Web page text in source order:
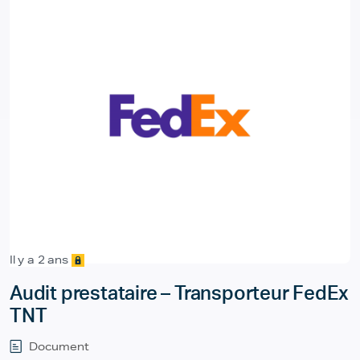
Il y a 2 ans
Audit prestataire – Transporteur FedEx
TNT
Document